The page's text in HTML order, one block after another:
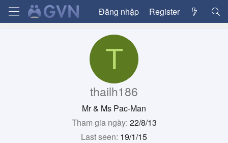
Đăng nhập Register
T
thailh186
Mr & Ms Pac-Man
Tham gia ngày 22/8/13
Last seen 19/1/15